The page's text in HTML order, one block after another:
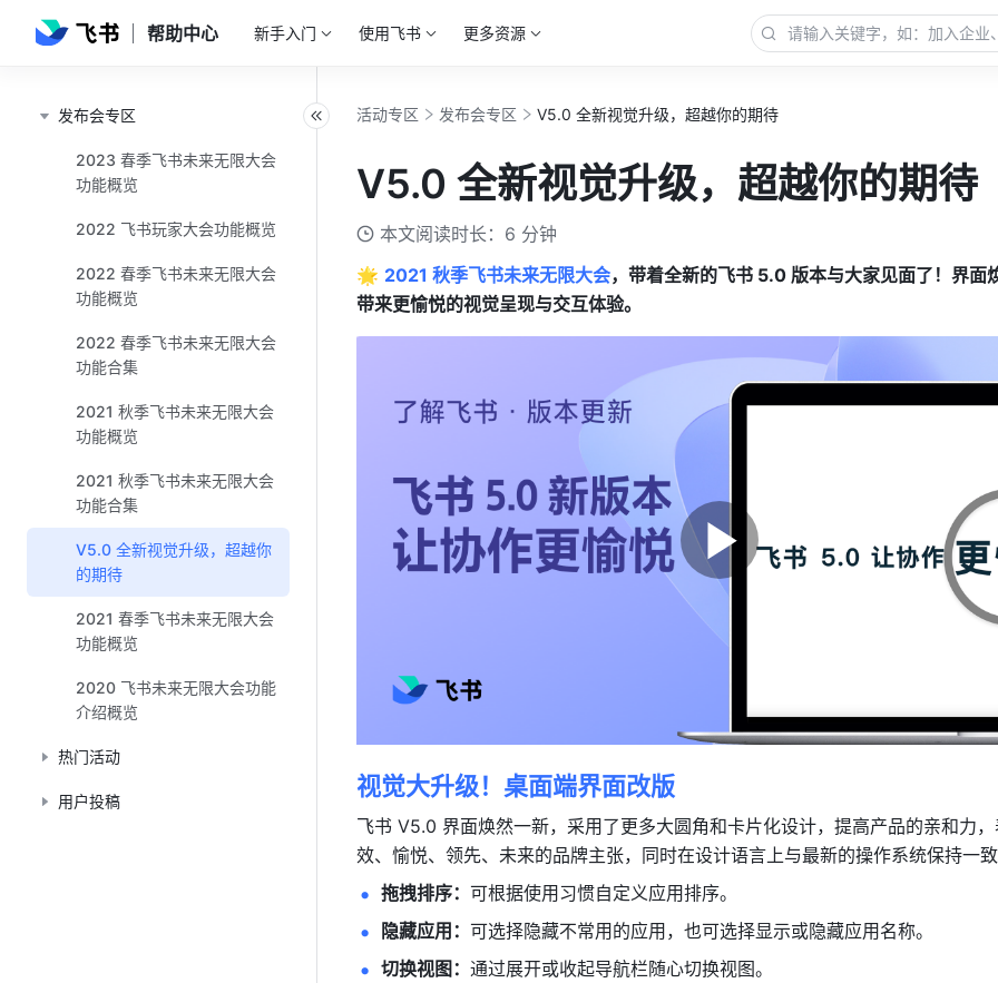
帮助中心 新手入门 使用飞书 更多资源
发布会专区
2023 春季飞书未来无限大会
功能概览
2022 飞书玩家大会功能概览
2022 春季飞书未来无限大会
功能概览
2022 春季飞书未来无限大会
功能合集
2021 秋季飞书未来无限大会
功能概览
2021 秋季飞书未来无限大会
功能合集
V5.0 全新视觉升级，超越你
的期待
2021 春季飞书未来无限大会
功能概览
2020 飞书未来无限大会功能
介绍概览
热门活动
用户投稿
活动专区 发布会专区 V5.0 全新视觉升级，超越你的期待
V5.0 全新视觉升级，超越你的期待
本文阅读时长：6 分钟
🌟 2021 秋季飞书未来无限大会，带着全新的飞书 5.0 版本与大家见面了！界面
带来更愉悦的视觉呈现与交互体验。
视觉大升级！桌面端界面改版
飞书 V5.0 界面焕然一新，采用了更多大圆角和卡片化设计，提高产品的亲和力
效、愉悦、领先、未来的品牌主张，同时在设计语言上与最新的操作系统保持一致
拖拽排序： 可根据使用习惯自定义应用排序。
隐藏应用： 可选择隐藏不常用的应用，也可选择显示或隐藏应用名称。
切换视图： 通过展开或收起导航栏随心切换视图。